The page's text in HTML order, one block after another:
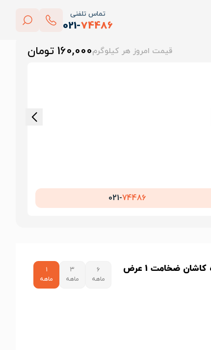
تماس تلفنی
021-74486
قیمت امروز هر کیلوگرم160,000 تومان
021-74486
نمودار قیمت ورق گالوانیزه کاشان ضخامت 1 عرض
۶
ماهه
۳
ماهه
۱
ماهه